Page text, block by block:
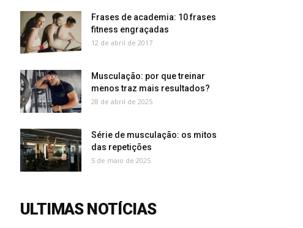
Frases de academia: 10 frases
fitness engraçadas
12 de abril de 2017
Musculação: por que treinar
menos traz mais resultados?
28 de abril de 2025
Série de musculação: os mitos
das repetições
5 de maio de 2025
ULTIMAS NOTÍCIAS